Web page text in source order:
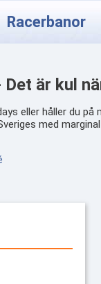
Racerbanor
Det är kul
eller håller du
med